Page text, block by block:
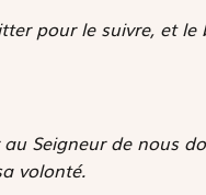
pour le suivre, et
Seigneur de nous
volonté.